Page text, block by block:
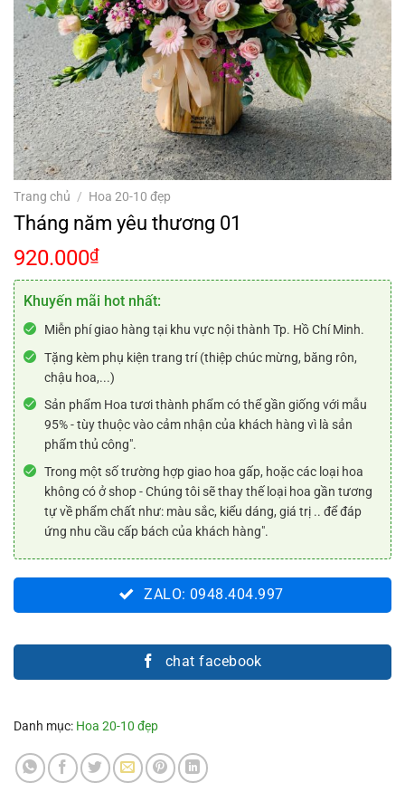
Trang chủ / Hoa 20-10 đẹp
Tháng năm yêu thương 01
920.000₫
Khuyến mãi hot nhất:
Miễn phí giao hàng tại khu vực nội thành Tp. Hồ Chí Minh.
Tặng kèm phụ kiện trang trí (thiệp chúc mừng, băng rôn,
chậu hoa,...)
Sản phẩm Hoa tươi thành phẩm có thể gần giống với mẫu
95% - tùy thuộc vào cảm nhận của khách hàng vì là sản
phẩm thủ công".
Trong một số trường hợp giao hoa gấp, hoặc các loại hoa
không có ở shop - Chúng tôi sẽ thay thế loại hoa gần tương
tự về phẩm chất như: màu sắc, kiểu dáng, giá trị .. để đáp
ứng nhu cầu cấp bách của khách hàng".
ZALO: 0948.404.997
chat facebook
Danh mục: Hoa 20-10 đẹp